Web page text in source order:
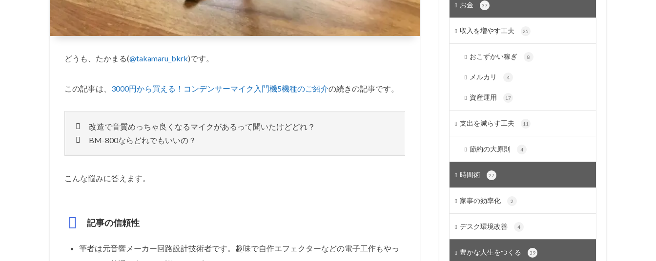
どうも、たかまる(@takamaru_bkrk)です。
この記事は、 3000円から買える！コンデンサーマイク入門機5機種のご紹介の続きの記事です。
改造で音質めっちゃ良くなるマイクがあるって聞いたけどどれ？
BM-800ならどれでもいいの？
こんな悩みに答えます。
記事の信頼性
筆者は元音響メーカー回路設計技術者です。趣味で自作エフェクターなどの電子工作もやっ
お金 37
収入を増やす工夫 25
おこずかい稼ぎ 8
メルカリ 4
資産運用 17
支出を減らす工夫 11
節約の大原則 4
時間術 27
家事の効率化 2
デスク環境改善 4
豊かな人生をつくる 39